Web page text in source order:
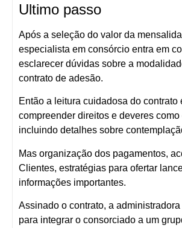
Ultimo passo
Após a seleção do valor da
especialista em consórcio entra em
esclarecer dúvidas sobre a
contrato de adesão.
Então a leitura cuidadosa do contrato
compreender direitos e deveres
incluindo detalhes sobre
Mas organização dos pagamentos,
Clientes, estratégias para ofertar
informações importantes.
Assinado o contrato, a
para integrar o consorciado a um